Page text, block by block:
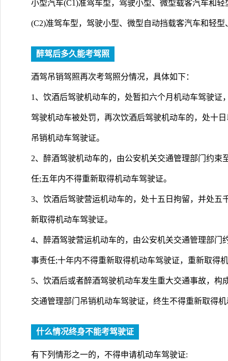
小型汽车(C1)准驾车型，驾驶小型、微型载客汽车和
(C2)准驾车型，驾驶小型、微型自动挡载客汽车和轻
醉驾后多久能考驾照
酒驾吊销驾照再次考驾照分情况，具体如下：
1、饮酒后驾驶机动车的，处暂扣六个月机动车驾驶
驾驶机动车被处罚，再次饮酒后驾驶机动车的，处十
吊销机动车驾驶证。
2、醉酒驾驶机动车的，由公安机关交通管理部门约
任;五年内不得重新取得机动车驾驶证。
3、饮酒后驾驶营运机动车的，处十五日拘留，并处五
新取得机动车驾驶证。
4、醉酒驾驶营运机动车的，由公安机关交通管理部门
事责任;十年内不得重新取得机动车驾驶证，重新取得
5、饮酒后或者醉酒驾驶机动车发生重大交通事故，
交通管理部门吊销机动车驾驶证，终生不得重新取得
什么情况终身不能考驾驶证
有下列情形之一的，不得申请机动车驾驶证: